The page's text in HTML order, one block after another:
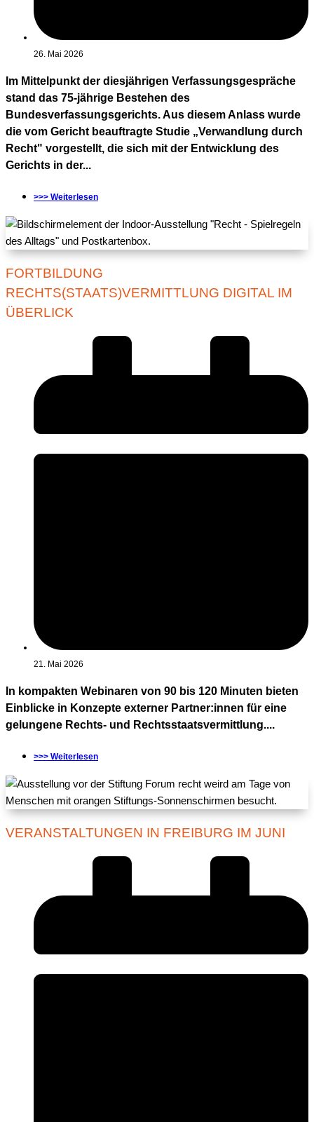
26. Mai 2026
Im Mittelpunkt der diesjährigen Verfassungsgespräche
stand das 75-jährige Bestehen des
Bundesverfassungsgerichts. Aus diesem Anlass wurde
die vom Gericht beauftragte Studie „Verwandlung durch
Recht" vorgestellt, die sich mit der Entwicklung des
Gerichts in der...
>>> Weiterlesen
FORTBILDUNG
RECHTS(STAATS)VERMITTLUNG DIGITAL IM
ÜBERLICK
21. Mai 2026
In kompakten Webinaren von 90 bis 120 Minuten bieten
Einblicke in Konzepte externer Partner:innen für eine
gelungene Rechts- und Rechtsstaatsvermittlung....
>>> Weiterlesen
VERANSTALTUNGEN IN FREIBURG IM JUNI